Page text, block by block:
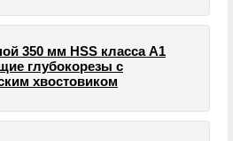
350 мм HSS класса А1
глубокорезы с
хвостовиком